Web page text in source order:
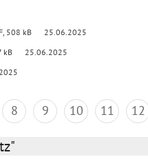
508 kB 25.06.2025
kB 25.06.2025
8 9 10 11 12